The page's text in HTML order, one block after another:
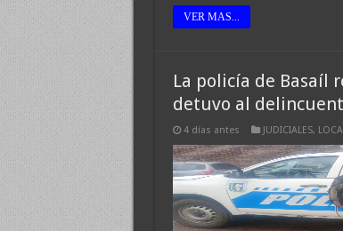
VER MAS...
La policía de Basaíl
detuvo al
4 días antes JUDICIALES,